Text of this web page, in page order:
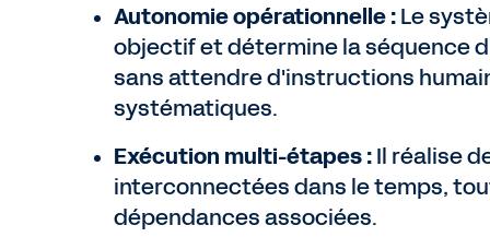
Autonomie opérationnelle :Le
objectif et détermine la séquence
sans attendre d'instructions
systématiques.
Exécution multi-étapes :Il réalise
interconnectées dans le temps,
dépendances associées.